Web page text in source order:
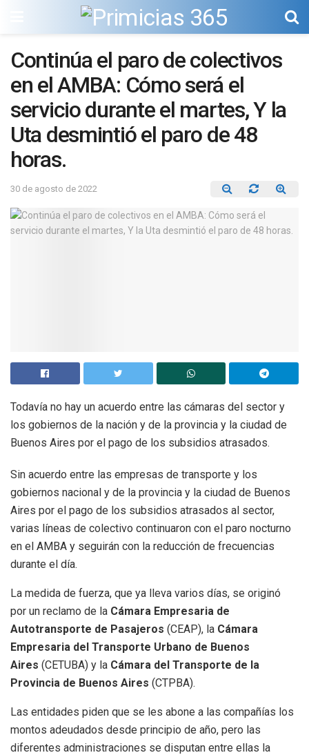
Continúa el paro de colectivos
en el AMBA: Cómo será el
servicio durante el martes, Y la
Uta desmintió el paro de 48
horas.
30 de agosto de 2022
Todavía no hay un acuerdo entre las cámaras del sector y
los gobiernos de la nación y de la provincia y la ciudad de
Buenos Aires por el pago de los subsidios atrasados.
Sin acuerdo entre las empresas de transporte y los
gobiernos nacional y de la provincia y la ciudad de Buenos
Aires por el pago de los subsidios atrasados al sector,
varias líneas de colectivo continuaron con el paro nocturno
en el AMBA y seguirán con la reducción de frecuencias
durante el día.
La medida de fuerza, que ya lleva varios días, se originó
por un reclamo de la Cámara Empresaria de
Autotransporte de Pasajeros (CEAP), la Cámara
Empresaria del Transporte Urbano de Buenos
Aires (CETUBA) y la Cámara del Transporte de la
Provincia de Buenos Aires (CTPBA).
Las entidades piden que se les abone a las compañías los
montos adeudados desde principio de año, pero las
diferentes administraciones se disputan entre ellas la